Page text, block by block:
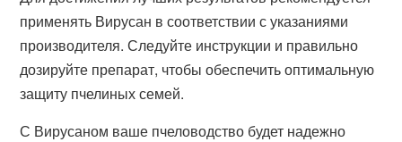
применять Вирусан в соответствии с указаниями
производителя. Следуйте инструкции и правильно
дозируйте препарат, чтобы обеспечить оптимальную
защиту пчелиных семей.
С Вирусаном ваше пчеловодство будет надежно